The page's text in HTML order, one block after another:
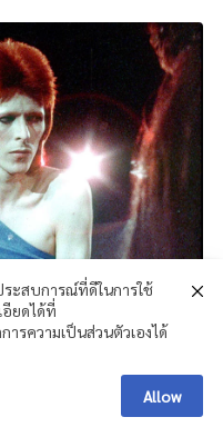
ะสบการณ์ที่ดีในการใช้
ยดได้ที่
ารความเป็นส่วนตัวเองได้
Allow